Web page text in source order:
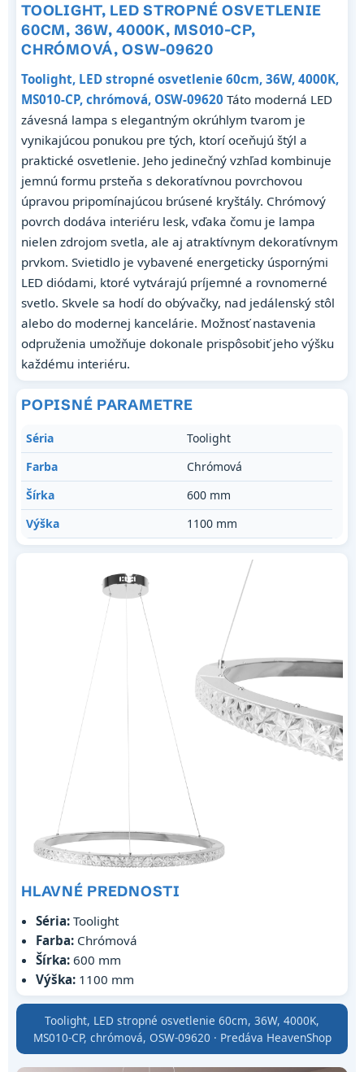
TOOLIGHT, LED STROPNÉ OSVETLENIE
60CM, 36W, 4000K, MS010-CP,
CHRÓMOVÁ, OSW-09620
Toolight, LED stropné osvetlenie 60cm, 36W, 4000K,
MS010-CP, chrómová, OSW-09620 Táto moderná LED
závesná lampa s elegantným okrúhlym tvarom je
vynikajúcou ponukou pre tých, ktorí oceňujú štýl a
praktické osvetlenie. Jeho jedinečný vzhľad kombinuje
jemnú formu prsteňa s dekoratívnou povrchovou
úpravou pripomínajúcou brúsené kryštály. Chrómový
povrch dodáva interiéru lesk, vďaka čomu je lampa
nielen zdrojom svetla, ale aj atraktívnym dekoratívnym
prvkom. Svietidlo je vybavené energeticky úspornými
LED diódami, ktoré vytvárajú príjemné a rovnomerné
svetlo. Skvele sa hodí do obývačky, nad jedálenský stôl
alebo do modernej kancelárie. Možnosť nastavenia
odpruženia umožňuje dokonale prispôsobiť jeho výšku
každému interiéru.
POPISNÉ PARAMETRE
Séria
Toolight
Farba
Chrómová
Šírka
600 mm
Výška
1100 mm
HLAVNÉ PREDNOSTI
Séria: Toolight
Farba: Chrómová
Šírka: 600 mm
Výška: 1100 mm
Toolight, LED stropné osvetlenie 60cm, 36W, 4000K,
MS010-CP, chrómová, OSW-09620 · Predáva HeavenShop